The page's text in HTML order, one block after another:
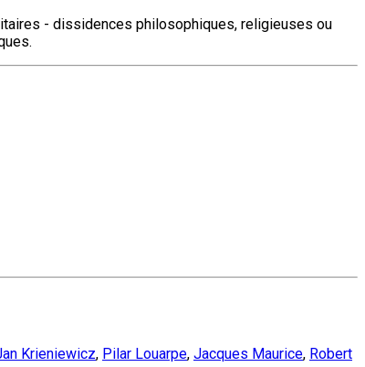
- dissidences philosophiques, religieuses ou
Krieniewicz, Pilar Louarpe, Jacques Maurice, Robert